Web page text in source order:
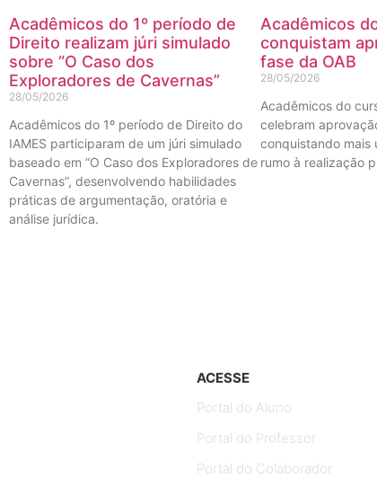
Acadêmicos do 1º período de
Direito realizam júri simulado
sobre “O Caso dos
Exploradores de Cavernas”
28/05/2026
Acadêmicos do 1º período de Direito do
IAMES participaram de um júri simulado
baseado em “O Caso dos Exploradores de
Cavernas”, desenvolvendo habilidades
práticas de argumentação, oratória e
análise jurídica.
Acadêmicos
conquistam
fase da OAB
28/05/2026
Acadêmicos do
celebram
conquistando mais
rumo à realização
ACESSE
Portal do Aluno
Portal do Professor
Portal do Colaborador